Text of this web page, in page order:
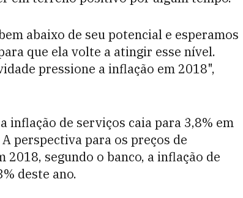
abaixo de seu potencial e esperamos
que ela volte a atingir esse nível.
pressione a inflação em 2018",
inflação de serviços caia para 3,8% em
perspectiva para os preços de
2018, segundo o banco, a inflação de
deste ano.